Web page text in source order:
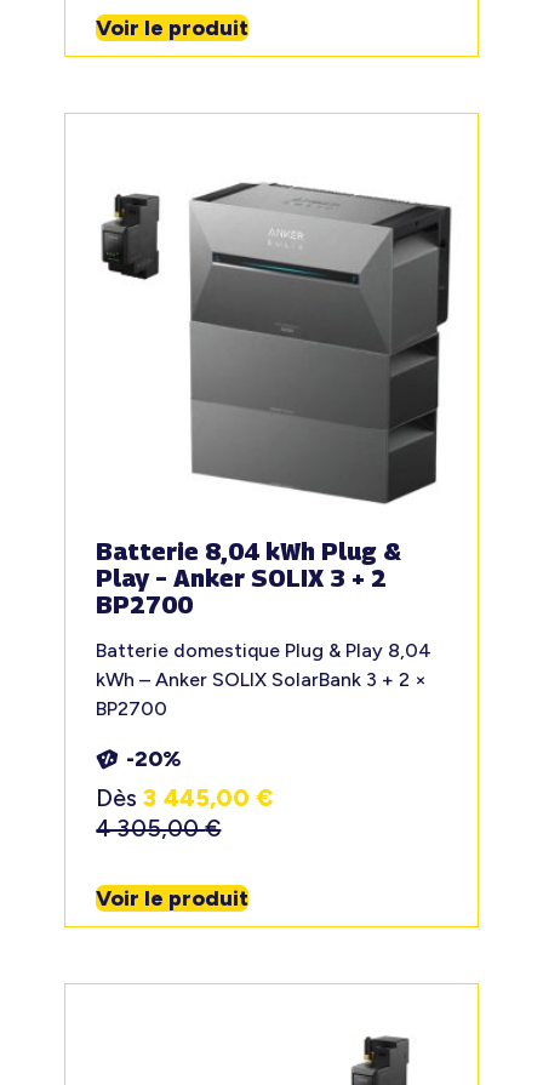
Voir le produit
Batterie 8,04 kWh Plug &
Play – Anker SOLIX 3 + 2
BP2700
Batterie domestique Plug & Play 8,04
kWh – Anker SOLIX SolarBank 3 + 2 ×
BP2700
-20%
Dès 3 445,00€
4 305,00€
Voir le produit